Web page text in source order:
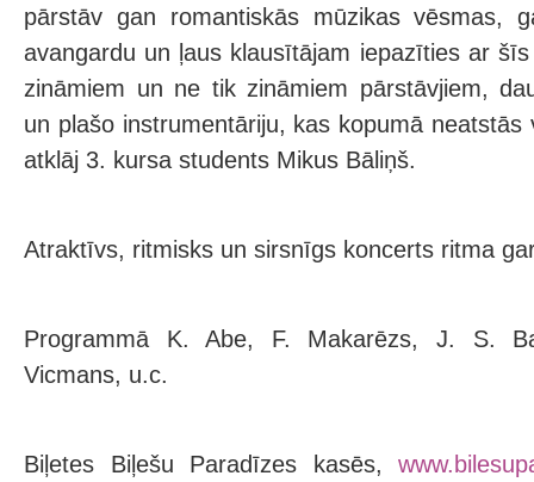
pārstāv gan romantiskās mūzikas vēsmas,
avangardu un ļaus klausītājam iepazīties ar
zināmiem un ne tik zināmiem pārstāvjiem,
un plašo instrumentāriju, kas kopumā neatstās
atklāj 3. kursa students Mikus Bāliņš.
Atraktīvs, ritmisks un sirsnīgs koncerts ritma
Programmā K. Abe, F. Makarēzs, J. S.
Vicmans, u.c.
Biļetes Biļešu Paradīzes kasēs,